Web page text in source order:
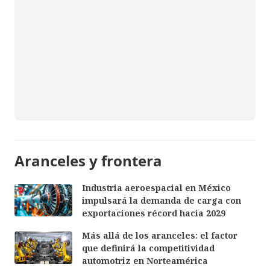
Aranceles y frontera
Industria aeroespacial en México
impulsará la demanda de carga con
exportaciones récord hacia 2029
Más allá de los aranceles: el factor
que definirá la competitividad
automotriz en Norteamérica